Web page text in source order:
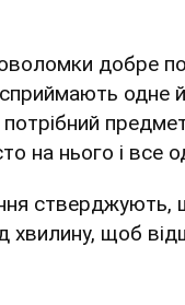
добре
одне
на нього і все
хвилину, щоб